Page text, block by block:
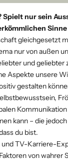
nur sein
gleichgesetzt
nur von außen
und geliebter
Aspekte unsere
gestalten
kann – die
du bist.
TV-Karriere-
von